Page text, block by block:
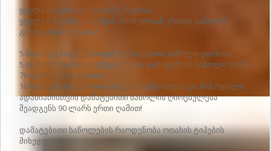
ყველა ასაკის ბავშვი დაშვებულია!
ყველა 5 წლამდე ბავშვის მშობელთან ერთად საწოლზე
განთავსება უფასოა!
5 წლამდე ბავშვებისთვის დამატებითი საწოლი უფასოა!
5 დან 10 წლამდე ბავშვებისთვის დამატებითი საწოლი ღირს
70 ლარი ერთი ღამით!
10 წლიდან ნებისმიერი ასაკის ბავშვისთვის და მოზრდილი
ადამიანისთვის დამატებითი საწოლის ღირებულება
შეადგენს 90 ლარს ერთი ღამით!
დამატებითი საწოლების რაოდენობა ოთახის ტიპების
მიხედვით: